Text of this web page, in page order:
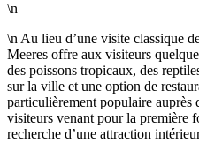
\n
\n Au lieu d’une visite classique
Meeres offre aux visiteurs
des poissons tropicaux, des
sur la ville et une option de
particulièrement populaire auprès
visiteurs venant pour la première
recherche d’une attraction